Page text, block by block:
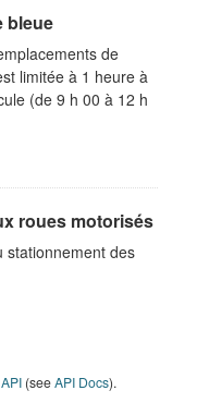
bleue
de
limitée à 1 heure à
(de 9 h 00 à 12 h
roues motorisés
stationnement des
API (seeAPI Docs).